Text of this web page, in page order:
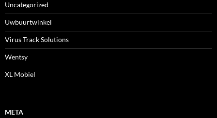
Uncategorized
Uwbuurtwinkel
Virus Track Solutions
Wentsy
XL Mobiel
META